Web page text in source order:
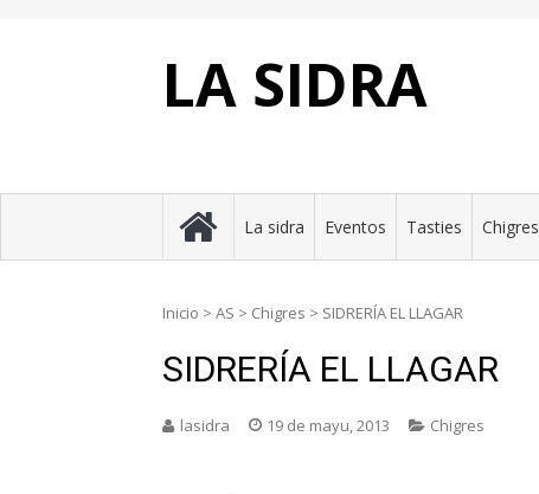
LA SIDRA
La sidra Eventos Tasties Chigres
Inicio > AS > Chigres > SIDRERÍA EL LLAGAR
SIDRERÍA EL LLAGAR
lasidra 19 de mayu, 2013 Chigres